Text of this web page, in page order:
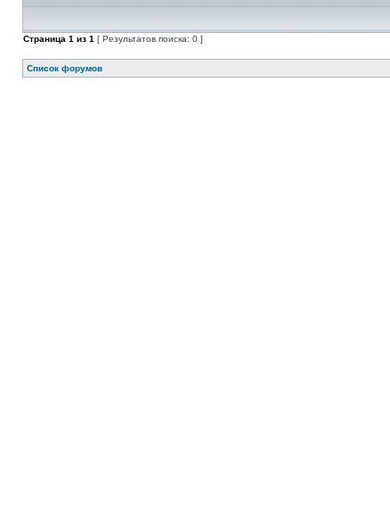
Страница 1 из 1 [ Результатов поиска: 0 ]
Список форумов